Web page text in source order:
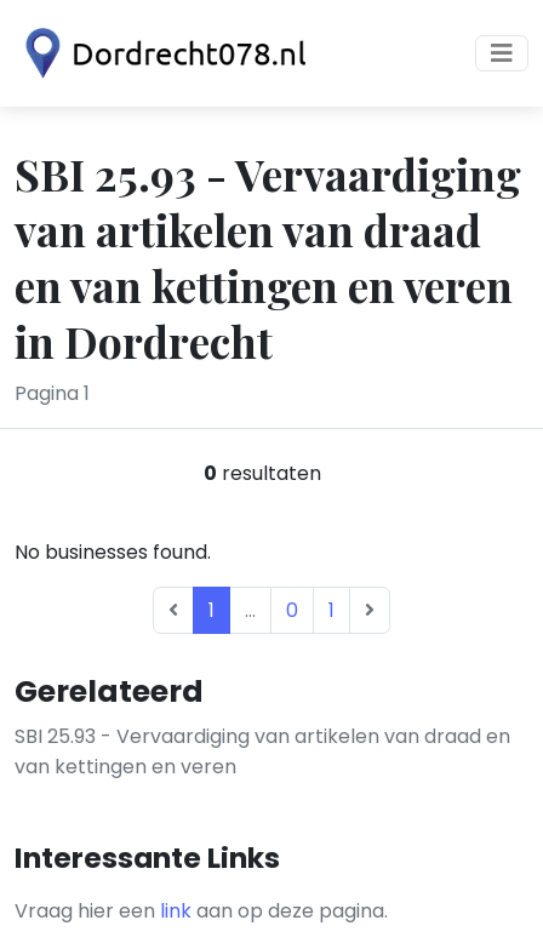
SBI 25.93 - Vervaardiging
van artikelen van draad
en van kettingen en veren
in Dordrecht
Pagina 1
Gerelateerd
SBI 25.93 - Vervaardiging van artikelen van draad en
van kettingen en veren
Interessante Links
Vraag hier een linkaan op deze pagina.
0 resultaten
No businesses found.
1 ... 0 1